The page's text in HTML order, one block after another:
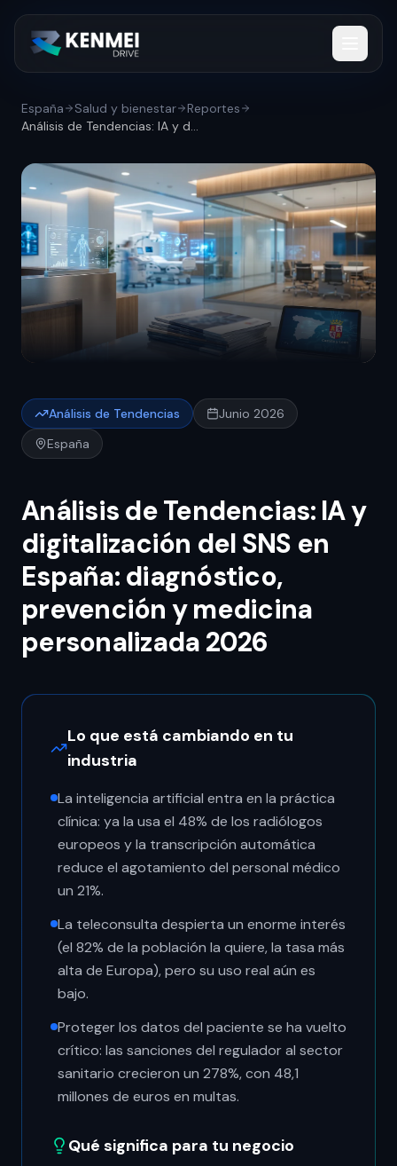
España Salud y bienestar
Reportes
Análisis de Tendencias: IA y digitalizac...
Análisis de Tendencias
Junio 2026
España
Análisis de Tendencias: IA y
digitalización del SNS en
España: diagnóstico,
prevención y medicina
personalizada 2026
Lo que está cambiando en tu
industria
La inteligencia artificial entra en la práctica
clínica: ya la usa el 48% de los radiólogos
europeos y la transcripción automática
reduce el agotamiento del personal médico
un 21%.
La teleconsulta despierta un enorme interés
(el 82% de la población la quiere, la tasa más
alta de Europa), pero su uso real aún es
bajo.
Proteger los datos del paciente se ha vuelto
crítico: las sanciones del regulador al sector
sanitario crecieron un 278%, con 48,1
millones de euros en multas.
Qué significa para tu negocio